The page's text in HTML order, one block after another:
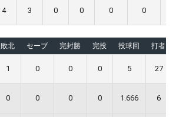
4 3 0 0 0 0
敗北 セーブ 完封勝 完投 投球回 打者
1 0 0 0 5 27
0 0 0 0 1.666 6